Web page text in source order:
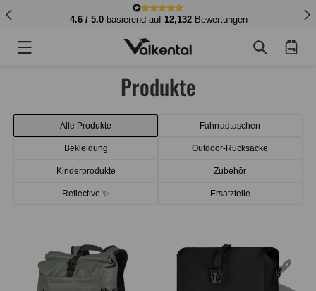
4.6 / 5.0 basierend auf 12,132 Bewertungen
Warenkorb
Produkte
Alle Produkte Fahrradtaschen
Bekleidung Outdoor-Rucksäcke
Kinderprodukte Zubehör
Reflective ✨ Ersatzteile